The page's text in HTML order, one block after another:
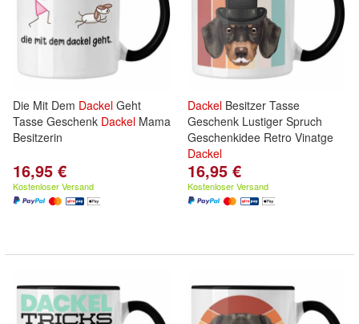
Die Mit Dem Dackel Geht
Tasse Geschenk Dackel Mama
Besitzerin
16,95 €
Kostenloser Versand
Dackel Besitzer Tasse
Geschenk Lustiger Spruch
Geschenkidee Retro Vinatge
Dackel
16,95 €
Kostenloser Versand